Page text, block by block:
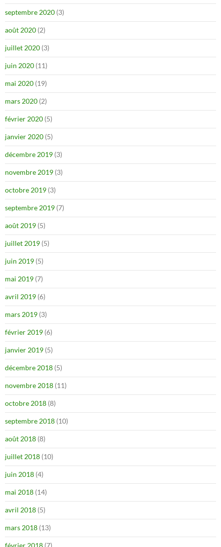
septembre 2020 (3)
août 2020 (2)
juillet 2020 (3)
juin 2020 (11)
mai 2020 (19)
mars 2020 (2)
février 2020 (5)
janvier 2020 (5)
décembre 2019 (3)
novembre 2019 (3)
octobre 2019 (3)
septembre 2019 (7)
août 2019 (5)
juillet 2019 (5)
juin 2019 (5)
mai 2019 (7)
avril 2019 (6)
mars 2019 (3)
février 2019 (6)
janvier 2019 (5)
décembre 2018 (5)
novembre 2018 (11)
octobre 2018 (8)
septembre 2018 (10)
août 2018 (8)
juillet 2018 (10)
juin 2018 (4)
mai 2018 (14)
avril 2018 (5)
mars 2018 (13)
février 2018 (7)